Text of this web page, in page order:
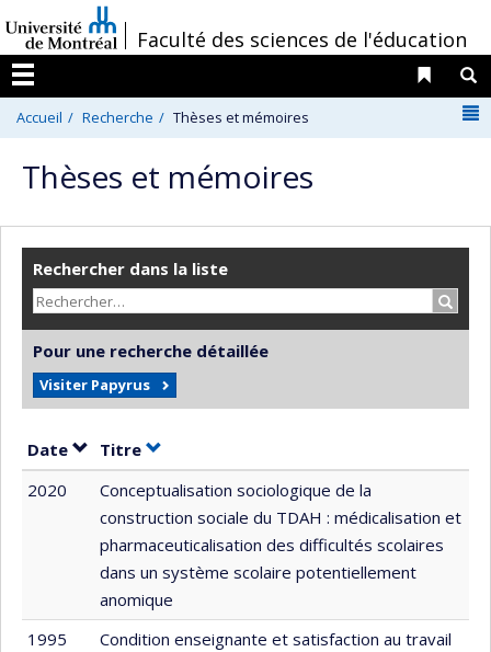
au
contenu
/Faculté des sciences de l'éducation
Menu
Liens
Accueil Recherche Thèses et mémoires
Thèses et mémoires
Rechercher dans la liste
Pour une recherche détaillée
Visiter Papyrus
Date Trier par date en ordre croissant
Titre Trier par titre en ordre croissant
2020
Conceptualisation sociologique de la
construction sociale du TDAH : médicalisation et
pharmaceuticalisation des difficultés scolaires
dans un système scolaire potentiellement
anomique
1995
Condition enseignante et satisfaction au travail